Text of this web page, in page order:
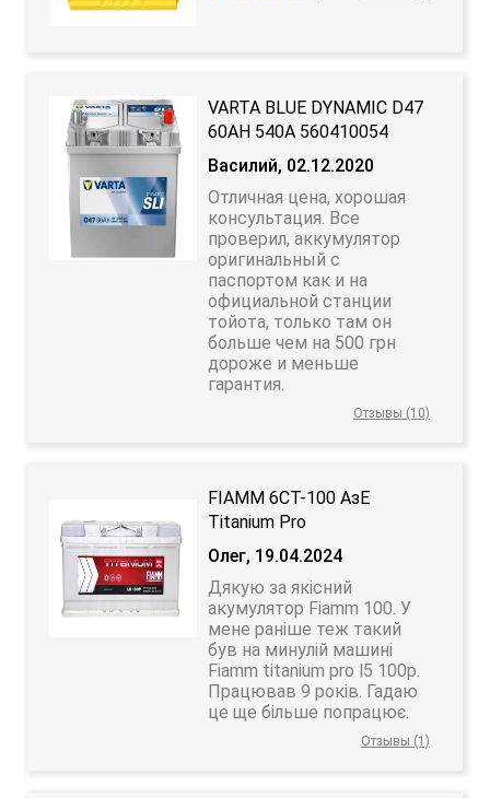
VARTA BLUE DYNAMIC D47
60АH 540A 560410054
Василий, 02.12.2020
Отличная цена, хорошая
консультация. Все
проверил, аккумулятор
оригинальный с
паспортом как и на
официальной станции
тойота, только там он
больше чем на 500 грн
дороже и меньше
гарантия.
Отзывы (10)
FIAMM 6СТ-100 АзЕ
Titanium Pro
Олег, 19.04.2024
Дякую за якісний
акумулятор Fiamm 100. У
мене раніше теж такий
був на минулій машині
Fiamm titanium pro l5 100p.
Працював 9 років. Гадаю
це ще більше попрацює.
Отзывы (1)